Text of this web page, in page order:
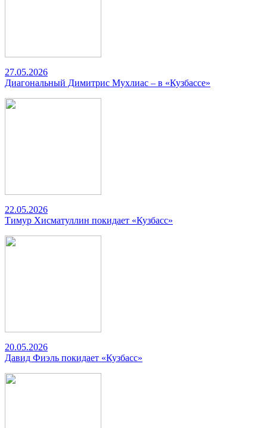
27.05.2026
Диагональный Димитрис Мухлиас – в «Кузбассе»
22.05.2026
Тимур Хисматуллин покидает «Кузбасс»
20.05.2026
Давид Фиэль покидает «Кузбасс»